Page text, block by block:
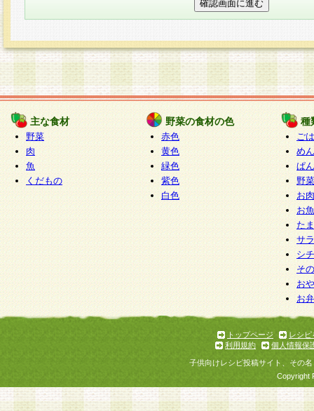
に掲示したときに、その 他の諸規定については
てその効力を生じるものとします。
4.本規約は、会員登録希望者による会員登録手続
の当社による会員登録の承認が完了した時点で会
たものとみなされ、会員に対して適用されるもの
5.当社がお聞きする個人情報は、すべて会員登録
で提 供いただいたものと考えております。従っ
自らの個人情報の提供を希望されない場合には、
をお預かりいたしません が、提供されないこと
商品やサービス等をご利用いただけない場合があ
了承ください。
6.当社は、お客様から当社が保有している個人情
加・ 利用停止等を求められた場合には、ご本人
て確認できた場合に限り、法令に準拠して合理的
いただきます。なお、開示 請求等の請求先は個
ります。
1.会員とは、本規約等を承諾のうえ、当社所定の
了し、当社が承認した者、グループとします。な
が以下に該当する場合は会員登録をすることがで
主な食材
野菜
肉
魚
くだもの
野菜の食材の色
赤色
黄色
緑色
紫色
白色
種
ご
めん
ぱん
野
お
お
た
サ
シ
そ
お
お
トップページ
レシピ
利用規約
個人情報保
子供向けレシピ投稿サイト、その
Copyright